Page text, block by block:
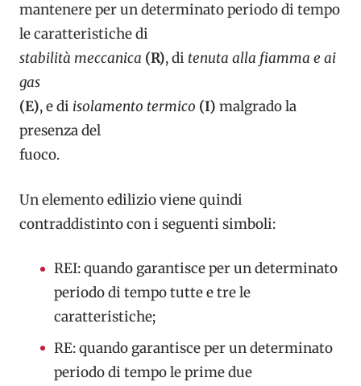
mantenere per un determinato periodo di tempo
le caratteristiche di
stabilità meccanica (R), di tenuta alla fiamma e ai
gas
(E), e di isolamento termico (I) malgrado la
presenza del
fuoco.
Un elemento edilizio viene quindi
contraddistinto con i seguenti simboli:
REI: quando garantisce per un determinato
periodo di tempo tutte e tre le
caratteristiche;
RE: quando garantisce per un determinato
periodo di tempo le prime due